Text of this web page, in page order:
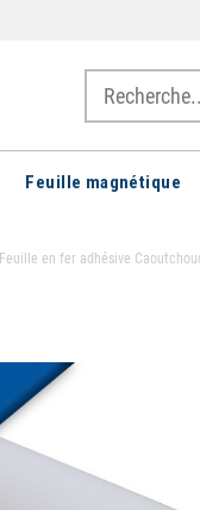
Feuille magnétique
Feuille en fer adhésive